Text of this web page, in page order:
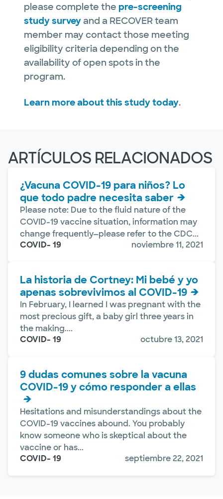
please complete the pre-screening
study surveyand a RECOVER team
member may contact those meeting
eligibility criteria depending on the
availability of open spots in the
program.
Learn more about this study today.
ARTÍCULOS RELACIONADOS
¿Vacuna COVID-19 para niños? Lo
que todo padre necesita saber
Please note: Due to the fluid nature of the
COVID-19 vaccine situation, information may
change frequently—please refer to the CDC...
COVID- 19
noviembre 11, 2021
La historia de Cortney: Mi bebé y yo
apenas sobrevivimos al COVID-19
In February, I learned I was pregnant with the
most precious gift, a baby girl three years in
the making....
COVID- 19
octubre 13, 2021
9 dudas comunes sobre la vacuna
COVID-19 y cómo responder a ellas
Hesitations and misunderstandings about the
COVID-19 vaccines abound. You probably
know someone who is skeptical about the
vaccine or has...
COVID- 19
septiembre 22, 2021